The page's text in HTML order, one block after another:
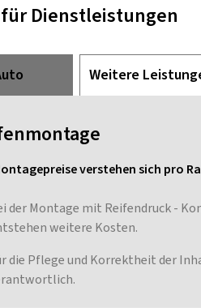
Dienstleistungen
Weitere
verstehen sich pro
der Montage mit Reifendruck -
weitere Kosten.
die Pflege und Korrektheit der